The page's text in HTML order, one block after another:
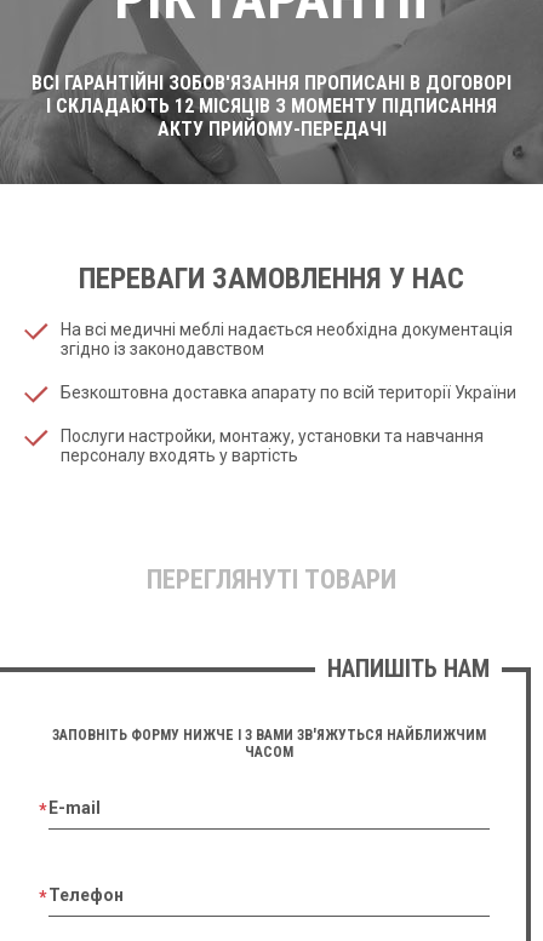
ВСІ ГАРАНТІЙНІ ЗОБОВ'ЯЗАННЯ ПРОПИСАНІ В ДОГОВОРІ
І СКЛАДАЮТЬ 12 МІСЯЦІВ З МОМЕНТУ ПІДПИСАННЯ
АКТУ ПРИЙОМУ-ПЕРЕДАЧІ
ПЕРЕВАГИ ЗАМОВЛЕННЯ У НАС
На всі медичні меблі надається необхідна документація
згідно із законодавством
Безкоштовна доставка апарату по всій території України
Послуги настройки, монтажу, установки та навчання
персоналу входять у вартість
ПЕРЕГЛЯНУТІ ТОВАРИ
НАПИШІТЬ НАМ
ЗАПОВНІТЬ ФОРМУ НИЖЧЕ І З ВАМИ ЗВ'ЯЖУТЬСЯ НАЙБЛИЖЧИМ
ЧАСОМ
E-mail
Телефон